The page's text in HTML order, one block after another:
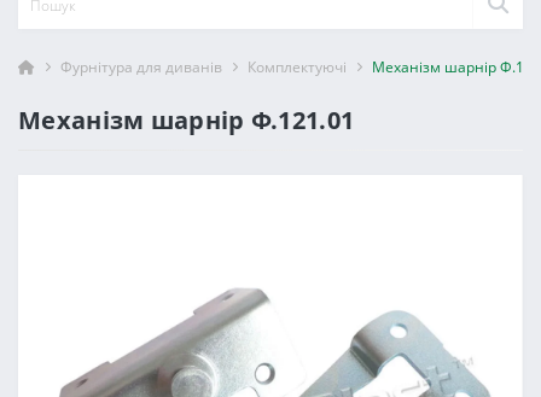
Фурнітура для диванів Комплектуючі Механізм шарнір
Механізм шарнір Ф.121.01